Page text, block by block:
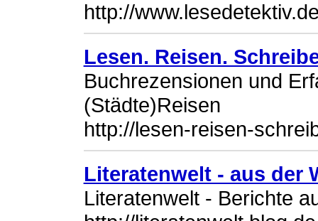
http://
Lesen. Reisen.
Buchrezensionen und
(Städte)Reisen
http://lesen-reisen-
Literatenwelt - aus der
Literatenwelt - Berichte